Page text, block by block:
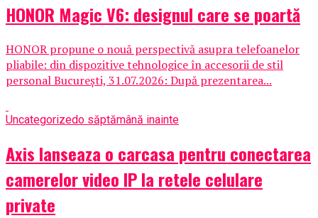
HONOR Magic V6: designul care se poartă
HONOR propune o nouă perspectivă asupra telefoanelor
pliabile: din dispozitive tehnologice în accesorii de stil
personal București, 31.07.2026: După prezentarea...
Uncategorizedo săptămână inainte
Axis lanseaza o carcasa pentru conectarea
camerelor video IP la retele celulare
private